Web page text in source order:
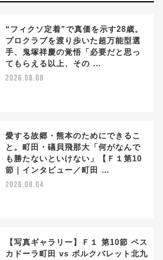
“フィクソ定着”で真価を示す28歳。
プロクラブを渡り歩いた超万能型選
手、鬼塚祥慶の覚悟「必要だと思っ
てもらえる以上、その …
2026.08.08
愛する故郷・熊本のためにできるこ
と。町田・礒貝飛那大「何がなんで
も勝たないといけない」【Ｆ１第10
節｜インタビュー／町田 …
2026.08.04
【写真ギャラリー】Ｆ１ 第10節 ペス
カドーラ町田 vs ボルクバレット北九